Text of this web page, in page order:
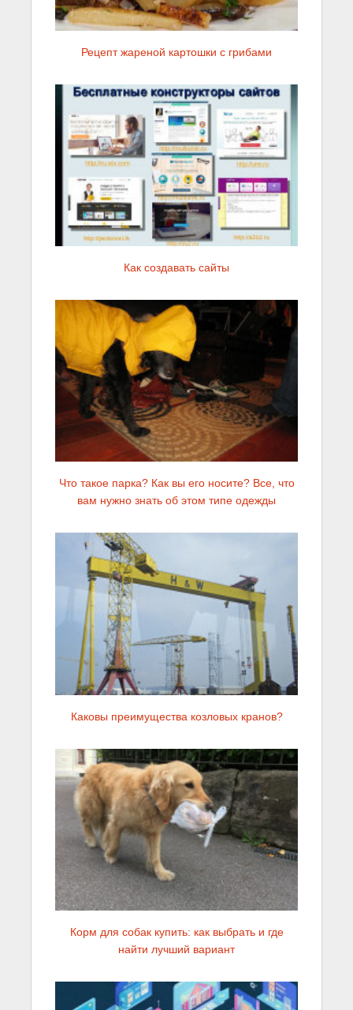
Рецепт жареной картошки с грибами
Как создавать сайты
Что такое парка? Как вы его носите? Все, что
вам нужно знать об этом типе одежды
Каковы преимущества козловых кранов?
Корм для собак купить: как выбрать и где
найти лучший вариант